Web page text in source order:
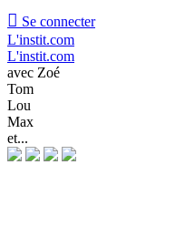
 Se connecter
L'instit.com
L'instit.com
avec Zoé
Tom
Lou
Max
et...